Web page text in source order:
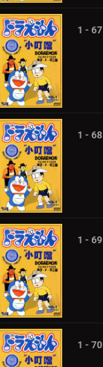
1 - 67
1 - 68
1 - 69
1 - 70